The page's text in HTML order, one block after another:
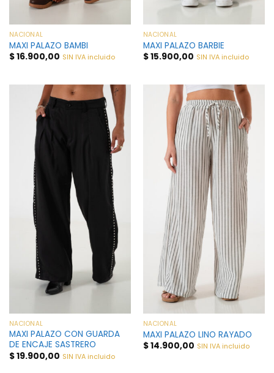
NACIONAL
MAXI PALAZO BAMBI
$16.900,00 SIN IVA incluido
NACIONAL
MAXI PALAZO BARBIE
$15.900,00 SIN IVA incluido
NACIONAL
MAXI PALAZO CON GUARDA
DE ENCAJE SASTRERO
$19.900,00 SIN IVA incluido
NACIONAL
MAXI PALAZO LINO RAYADO
$14.900,00 SIN IVA incluido